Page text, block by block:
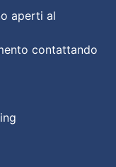
aperti al
contattando